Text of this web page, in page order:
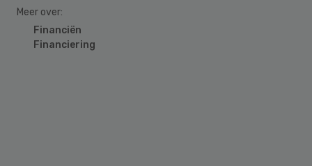
Meer over:
Financiën
Financiering